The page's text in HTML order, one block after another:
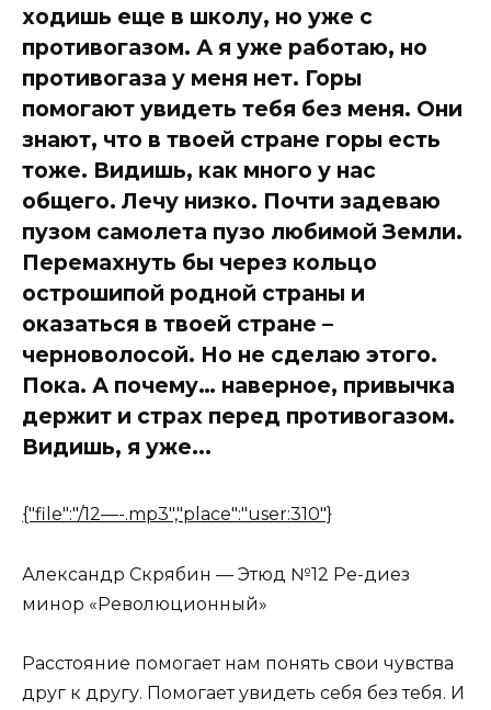
ходишь еще в школу, но уже с
противогазом. А я уже работаю, но
противогаза у меня нет. Горы
помогают увидеть тебя без меня. Они
знают, что в твоей стране горы есть
тоже. Видишь, как много у нас
общего. Лечу низко. Почти задеваю
пузом самолета пузо любимой Земли.
Перемахнуть бы через кольцо
острошипой родной страны и
оказаться в твоей стране –
черноволосой. Но не сделаю этого.
Пока. А почему… наверное, привычка
держит и страх перед противогазом.
Видишь, я уже...
{"file":"/12—-.mp3","place":"user:310"}
Александр Скрябин — Этюд №12 Ре-диез
минор «Революционный»
Расстояние помогает нам понять свои чувства
друг к другу. Помогает увидеть себя без тебя. И